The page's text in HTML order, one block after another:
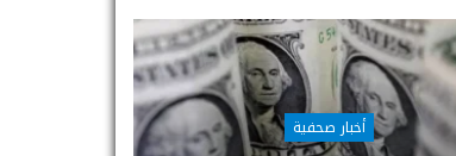
أخبار صحفية